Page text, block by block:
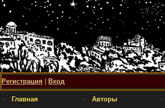
Регистрация Вход
Главная Авторы